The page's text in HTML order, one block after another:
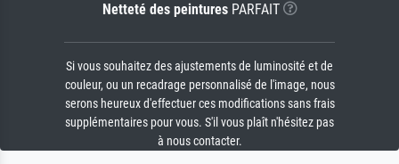
Netteté des peinturesPARFAIT
Si vous souhaitez des ajustements de luminosité et de
couleur, ou un recadrage personnalisé de l'image, nous
serons heureux d'effectuer ces modifications sans frais
supplémentaires pour vous. S'il vous plaît n'hésitez pas
à nous contacter.